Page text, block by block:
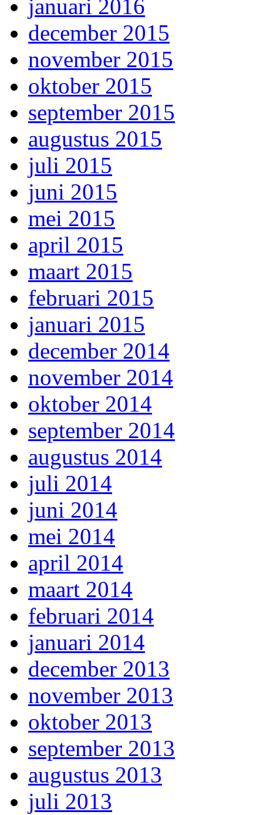
januari 2016
december 2015
november 2015
oktober 2015
september 2015
augustus 2015
juli 2015
juni 2015
mei 2015
april 2015
maart 2015
februari 2015
januari 2015
december 2014
november 2014
oktober 2014
september 2014
augustus 2014
juli 2014
juni 2014
mei 2014
april 2014
maart 2014
februari 2014
januari 2014
december 2013
november 2013
oktober 2013
september 2013
augustus 2013
juli 2013